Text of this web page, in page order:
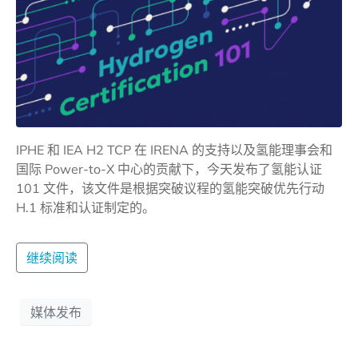
IPHE 和 IEA H2 TCP 在 IRENA 的支持以及氢能理事会和
国际 Power-to-X 中心的贡献下，今天发布了氢能认证
101 文件，该文件是根据突破议程的氢能突破优先行动
H.1 标准和认证制定的。
继续阅读
媒体发布